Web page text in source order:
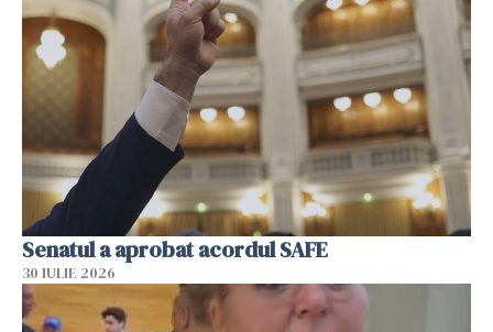
Senatul a aprobat acordul SAFE
30 IULIE 2026